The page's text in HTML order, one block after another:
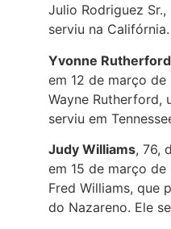
Julio Rodriguez
serviu na
Yvonne Rutherford
em 12 de março de
Wayne Rutherford,
serviu em
Judy Williams, 76,
em 15 de março
Fred Williams, que
do Nazareno. Ele